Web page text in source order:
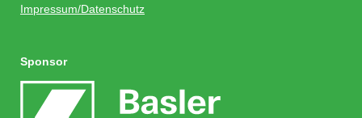
Impressum/Datenschutz
Sponsor